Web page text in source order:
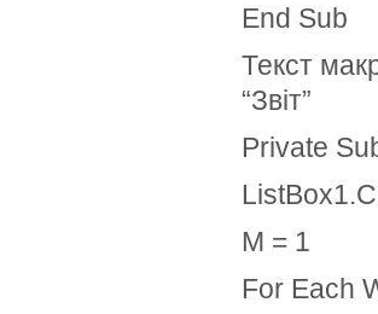
End Sub
Текст
“Звіт”
Private
M = 1
For Each